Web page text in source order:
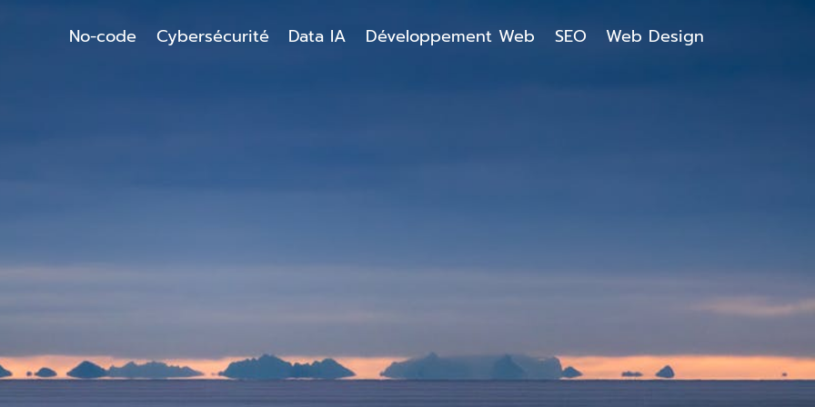
No-code Cybersécurité Data IA Développement Web SEO Web Design